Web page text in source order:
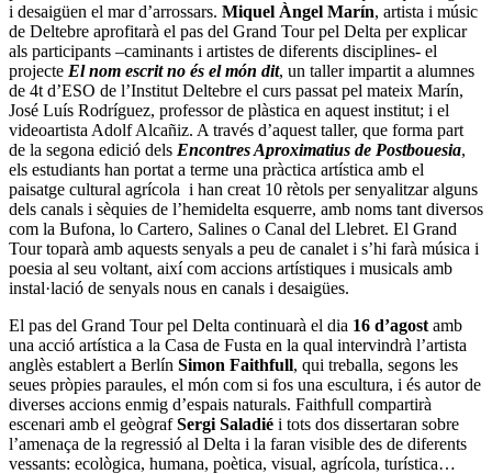
i desaigüen el mar d’arrossars. Miquel Àngel Marín, artista i músic
de Deltebre aprofitarà el pas del Grand Tour pel Delta per explicar
als participants –caminants i artistes de diferents disciplines- el
projecte El nom escrit no és el món dit, un taller impartit a alumnes
de 4t d’ESO de l’Institut Deltebre el curs passat pel mateix Marín,
José Luís Rodríguez, professor de plàstica en aquest institut; i el
videoartista Adolf Alcañiz. A través d’aquest taller, que forma part
de la segona edició dels Encontres Aproximatius de Postbouesia,
els estudiants han portat a terme una pràctica artística amb el
paisatge cultural agrícola i han creat 10 rètols per senyalitzar alguns
dels canals i sèquies de l’hemidelta esquerre, amb noms tant diversos
com la Bufona, lo Cartero, Salines o Canal del Llebret. El Grand
Tour toparà amb aquests senyals a peu de canalet i s’hi farà música i
poesia al seu voltant, així com accions artístiques i musicals amb
instal·lació de senyals nous en canals i desaigües.
El pas del Grand Tour pel Delta continuarà el dia 16 d’agost amb
una acció artística a la Casa de Fusta en la qual intervindrà l’artista
anglès establert a Berlín Simon Faithfull, qui treballa, segons les
seues pròpies paraules, el món com si fos una escultura, i és autor de
diverses accions enmig d’espais naturals. Faithfull compartirà
escenari amb el geògrafSergi Saladié i tots dos dissertaran sobre
l’amenaça de la regressió al Delta i la faran visible des de diferents
vessants: ecològica, humana, poètica, visual, agrícola, turística…